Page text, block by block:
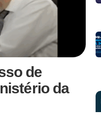
de
da